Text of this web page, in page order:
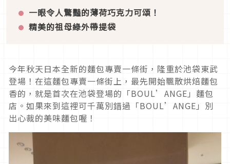
一眼令人驚豔的薄荷巧克力可頌！
精美的祖母綠外帶提袋
今年秋天日本全新的麵包專賣一條街，隆重於池袋東武
登場！在這麵包專賣一條街上，最先開始飄散烘焙麵包
香的，就是首次在池袋登場的「BOUL’ANGE」麵包
店。如果來到這裡可千萬別錯過「BOUL’ANGE」別
出心裁的美味麵包喔！